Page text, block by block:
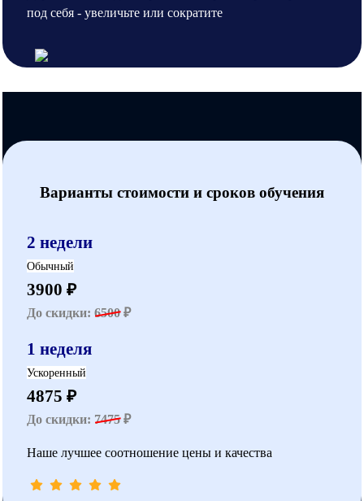
под себя - увеличьте или сократите
Варианты стоимости и сроков обучения
2 недели
Обычный
3900 ₽
До скидки: 6500₽
1 неделя
Ускоренный
4875 ₽
До скидки: 7475₽
Наше лучшее соотношение цены и качества